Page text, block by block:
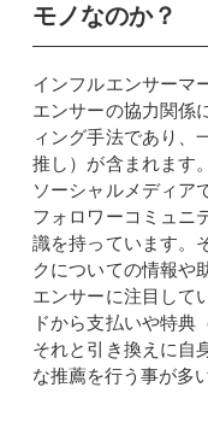
モノなのか？
インフルエンサーマ
エンサーの協力関係
ィング手法であり、
推し）が含まれます
ソーシャルメディア
フォロワーコミュニ
識を持っています。
クについての情報や
エンサーに注目して
ドから支払いや特典
それと引き換えに自
な推薦を行う事が多